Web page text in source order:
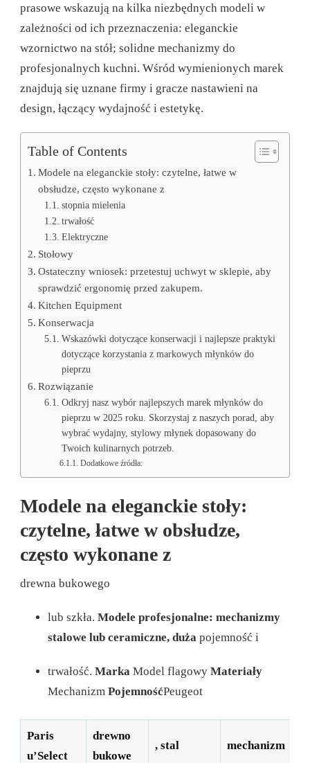
prasowe wskazują na kilka niezbędnych modeli w
zależności od ich przeznaczenia: eleganckie
wzornictwo na stół; solidne mechanizmy do
profesjonalnych kuchni. Wśród wymienionych marek
znajdują się uznane firmy i gracze nastawieni na
design, łączący wydajność i estetykę.
Table of Contents
Modele na eleganckie stoły: czytelne, łatwe w
obsłudze, często wykonane z
stopnia mielenia
trwałość
Elektryczne
Stołowy
Ostateczny wniosek: przetestuj uchwyt w sklepie, aby
sprawdzić ergonomię przed zakupem.
Kitchen Equipment
Konserwacja
Wskazówki dotyczące konserwacji i najlepsze praktyki
dotyczące korzystania z markowych młynków do
pieprzu
Rozwiązanie
Odkryj nasz wybór najlepszych marek młynków do
pieprzu w 2025 roku. Skorzystaj z naszych porad, aby
wybrać wydajny, stylowy młynek dopasowany do
Twoich kulinarnych potrzeb.
Dodatkowe źródła:
Modele na eleganckie stoły:
czytelne, łatwe w obsłudze,
często wykonane z
drewna bukowego
lub szkła. Modele profesjonalne: mechanizmy
stalowe lub ceramiczne, duża pojemność i
trwałość. Marka Model flagowy Materiały
Mechanizm PojemnośćPeugeot
Paris
u’Select
drewno
bukowe
, stal mechanizm